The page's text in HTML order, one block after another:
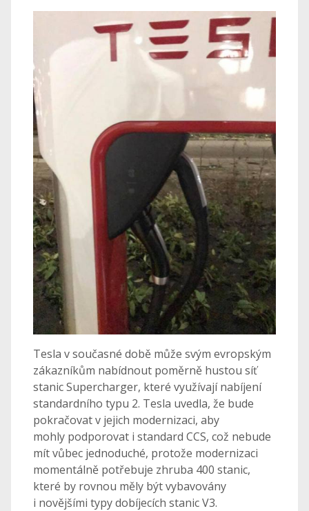
Tesla v současné době může svým evropským
zákazníkům nabídnout poměrně hustou síť
stanic Supercharger, které využívají nabíjení
standardního typu 2. Tesla uvedla, že bude
pokračovat v jejich modernizaci, aby
mohly podporovat i standard CCS, což nebude
mít vůbec jednoduché, protože modernizaci
momentálně potřebuje zhruba 400 stanic,
které by rovnou měly být vybavovány
i novějšími typy dobíjecích stanic V3.